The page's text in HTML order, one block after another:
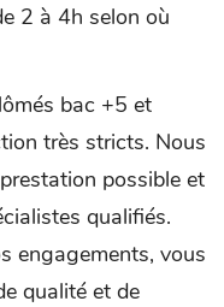
2 à 4h selon où
bac +5 et
très stricts. Nous
possible et
qualifiés.
engagements, vous
qualité et de